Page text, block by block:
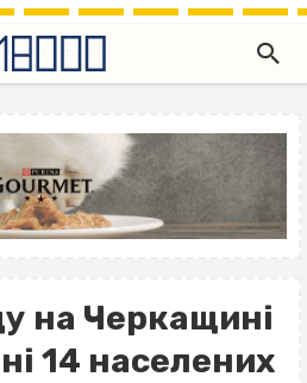
на Черкащині
14 населених